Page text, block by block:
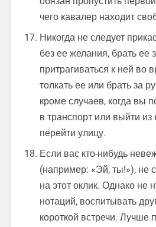
чего кавалер находит
Никогда не следует
без ее желания, брать ее
притрагиваться к ней во
толкать ее или брать за
кроме случаев, когда вы
в транспорт или выйти из
перейти улицу.
Если вас кто-нибудь
(например: «Эй, ты!»), не
на этот оклик. Однако не
нотаций, воспитывать
короткой встречи. Лучше